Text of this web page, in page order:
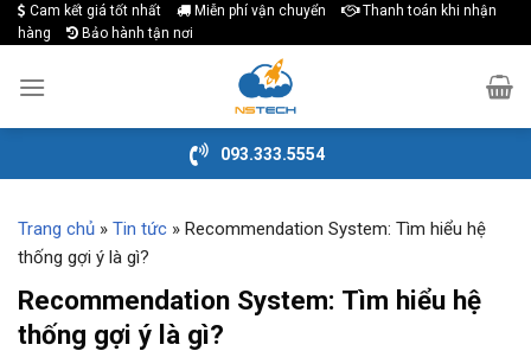
Skip
to
content
Cam kết giá tốt nhất Miễn phí vận chuyển
Thanh toán khi nhận
hàng
Bảo hành tận nơi
093.333.5554
Trang chủ » Tin tức » Recommendation System: Tìm hiểu hệ
thống gợi ý là gì?
Recommendation System: Tìm hiểu hệ
thống gợi ý là gì?